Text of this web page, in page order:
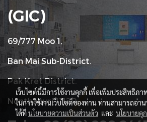
(GIC)
69/777 Moo 1,
Ban Mai Sub-District.
Pak Kret District.
Nonthaburi 11120
เว็บไซต์นี้มีการใช้งานคุกกี้ เพื่อเพิ่มประสิทธิภ
ในการใช้งานเว็บไซต์ของท่าน ท่านสามารถอ่า
ได้ที่นโยบายความเป็นส่วนตัว และ นโยบายคุ